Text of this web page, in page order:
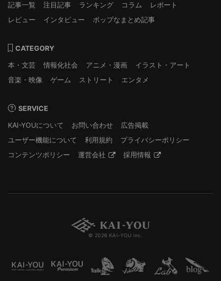
記事一覧
注目記事 ランキング コラム
レポート
レビュー
インタビュー ポップなまとめ記事
CATEGORY
本・文芸
情報化社会 アニメ・漫画
イラスト・アート
音楽・映像
ゲーム ストリート エンタメ
SERVICE
KAI-YOUについて
お問い合わせ
広告掲載
ユーザー機能について
利用規約
プライバシーポリシー
コンテンツポリシー
運営会社 採用情報
© 2026 KAI-YOU inc.